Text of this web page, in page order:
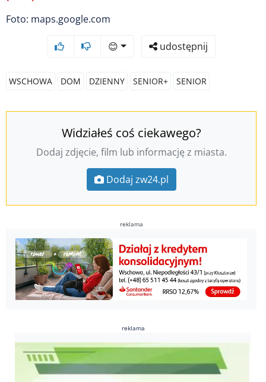
Foto: maps.google.com
😊 udostępnij
WSCHOWA DOM DZIENNY SENIOR+ SENIOR
Widziałeś coś ciekawego?
Dodaj zdjęcie, film lub informację z miasta.
Dodaj zw24.pl
reklama
reklama